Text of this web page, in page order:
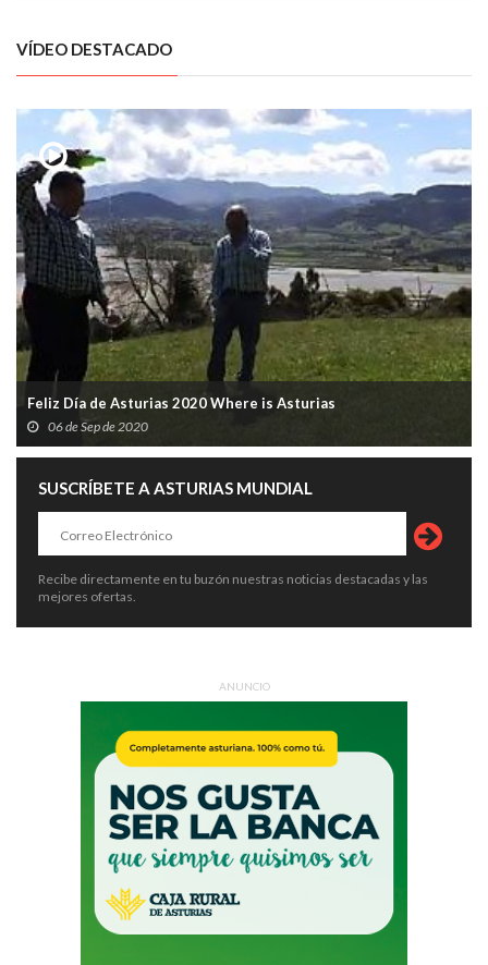
VÍDEO DESTACADO
Feliz Día de Asturias 2020 Where is Asturias
06 de Sep de 2020
SUSCRÍBETE A ASTURIAS MUNDIAL
Recibe directamente en tu buzón nuestras noticias destacadas y las
mejores ofertas.
ANUNCIO